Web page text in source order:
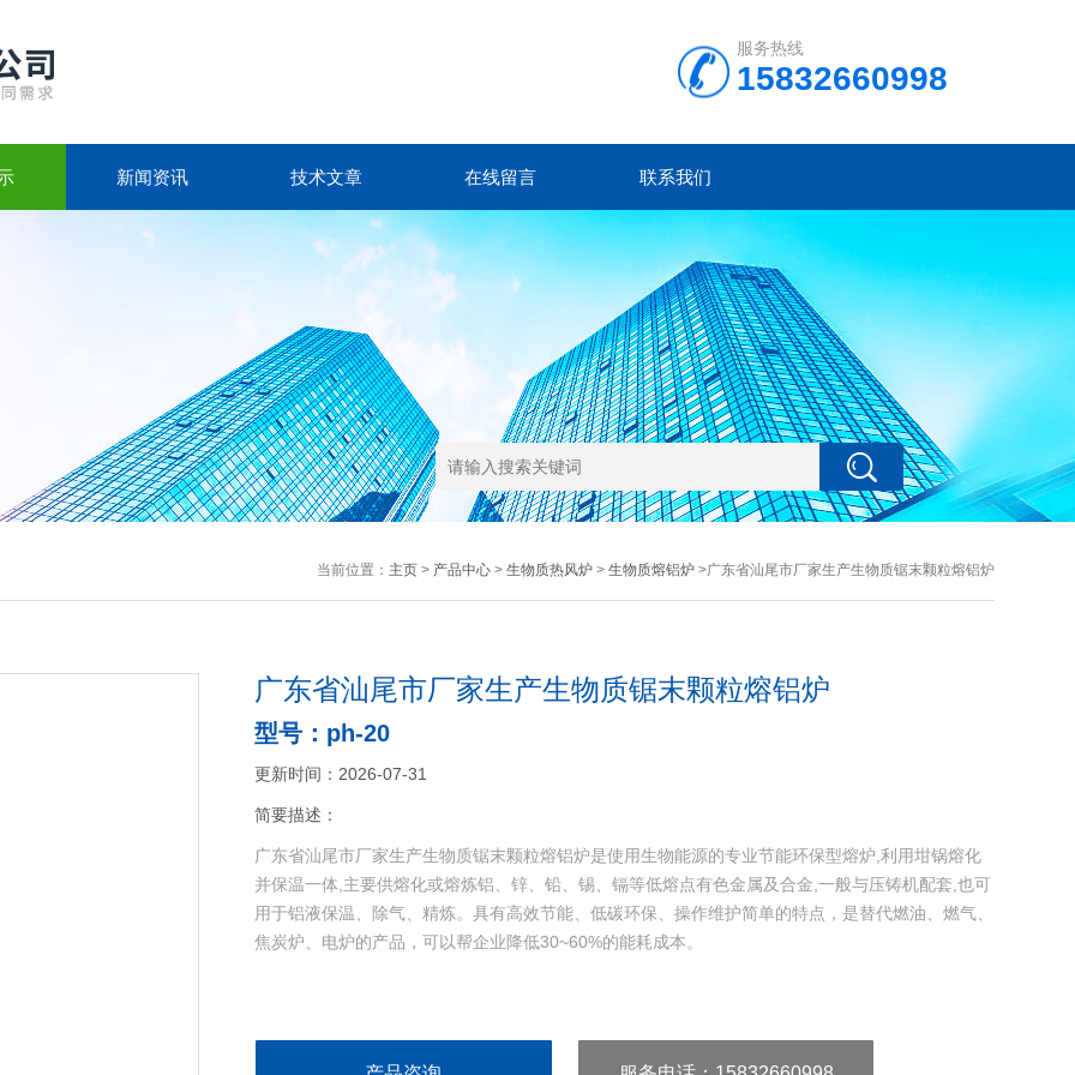
服务热线
15832660998
新闻资讯 技术文章 在线留言 联系我们
当前位置： 主页> 产品中心> 生物质热风炉> 生物质熔铝炉>广东省汕尾市厂家生产生物质锯末颗粒熔铝炉
广东省汕尾市厂家生产生物质锯末颗粒熔铝炉
型号：ph-20
更新时间：2026-07-31
简要描述：
广东省汕尾市厂家生产生物质锯末颗粒熔铝炉是使用生物能源的专业节能环保型熔炉,利用坩锅熔化
并保温一体,主要供熔化或熔炼铝、锌、铅、锡、镉等低熔点有色金属及合金,一般与压铸机配套,也可
用于铝液保温、除气、精炼。具有高效节能、低碳环保、操作维护简单的特点，是替代燃油、燃气、
焦炭炉、电炉的产品，可以帮企业降低30~60%的能耗成本。